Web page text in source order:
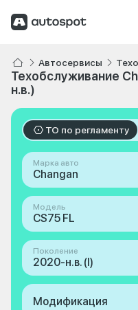
Автосервисы
Техобслуживание
н.в.)
ТО по регламенту
Марка авто
Changan
Модель
CS75 FL
Поколение
2020-н.в. (I)
Модификация